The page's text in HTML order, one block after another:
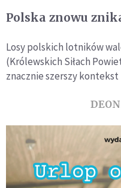
Polska znowu
Losy polskich lotników
(Królewskich Siłach
znacznie szerszy